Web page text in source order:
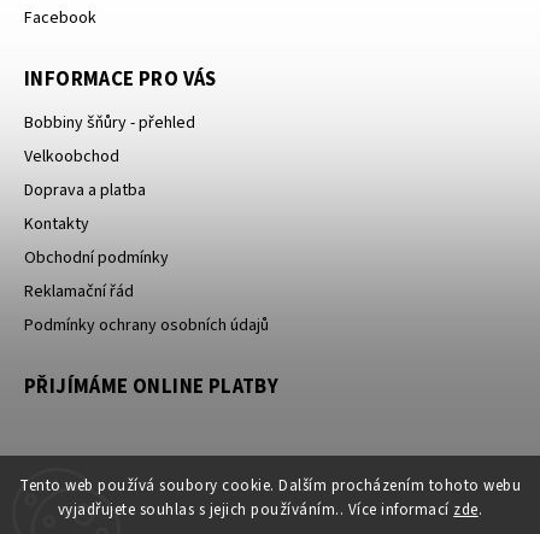
Tento web používá soubory cookie. Dalším procházením tohoto webu
vyjadřujete souhlas s jejich používáním.. Více informací zde.
Facebook
INFORMACE PRO VÁS
Bobbiny šňůry - přehled
Velkoobchod
Doprava a platba
Kontakty
Obchodní podmínky
Reklamační řád
Podmínky ochrany osobních údajů
PŘIJÍMÁME ONLINE PLATBY